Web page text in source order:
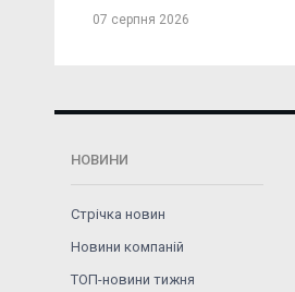
07 серпня 2026
НОВИНИ
Стрічка новин
Новини компаній
ТОП-новини тижня